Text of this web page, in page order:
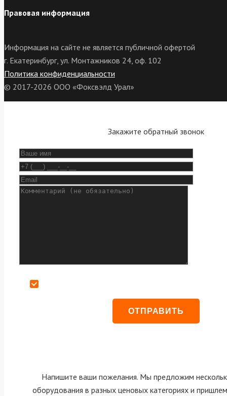
Правовая информация
Информация на сайте не является публичной офертой
г. Екатеринбург, ул. Монтажников 24, оф. 102
Политика конфиденциальности
© 2017-2026 ООО «Фоксвэлд Урал»
Закажите обратный звонок
Напишите ваши пожелания. Мы предложим
оборудования в разных ценовых категориях и